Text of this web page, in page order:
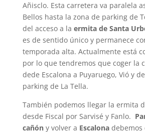
Añisclo. Esta carretera va paralela
Bellos hasta la zona de parking de
del acceso a la ermita de Santa
es de sentido único y permanece
temporada alta. Actualmente está
por lo que tendremos que coger la
dede Escalona a Puyaruego, Vió y
parking de La Tella.
También podemos llegar la ermita
desde Fiscal por Sarvisé y Fanlo.
cañóny volver a Escalonadebemos